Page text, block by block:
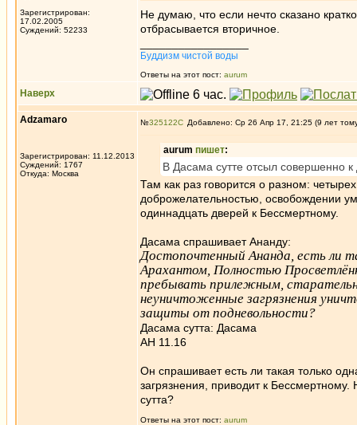
Зарегистрирован:
17.02.2005
Суждений: 52233
Не думаю, что если нечто сказано
отбрасывается вторичное.
Буддизм чистой воды
Ответы на этот пост: aurum
Наверх
Adzamaro
Зарегистрирован: 11.12.2013
Суждений: 1767
Откуда: Москва
№325122 Добавлено: Ср 26 Апр 17, 21:25 (9 лет
aurum пишет:
В Дасама сутте отсыл совершенно
Там как раз говорится о разном:
доброжелательностью, освобождении
одиннадцать дверей к Бессмертному.
Дасама спрашивает Ананду:
Достопочтенный Ананда, есть ли
Арахантом, Полностью
пребывать прилежным,
неуничтоженные загрязнения
защиты от подневольности?
Дасама сутта: Дасама
АН 11.16
Он спрашивает есть ли такая только
загрязнения, приводит к
сутта?
Ответы на этот пост: aurum